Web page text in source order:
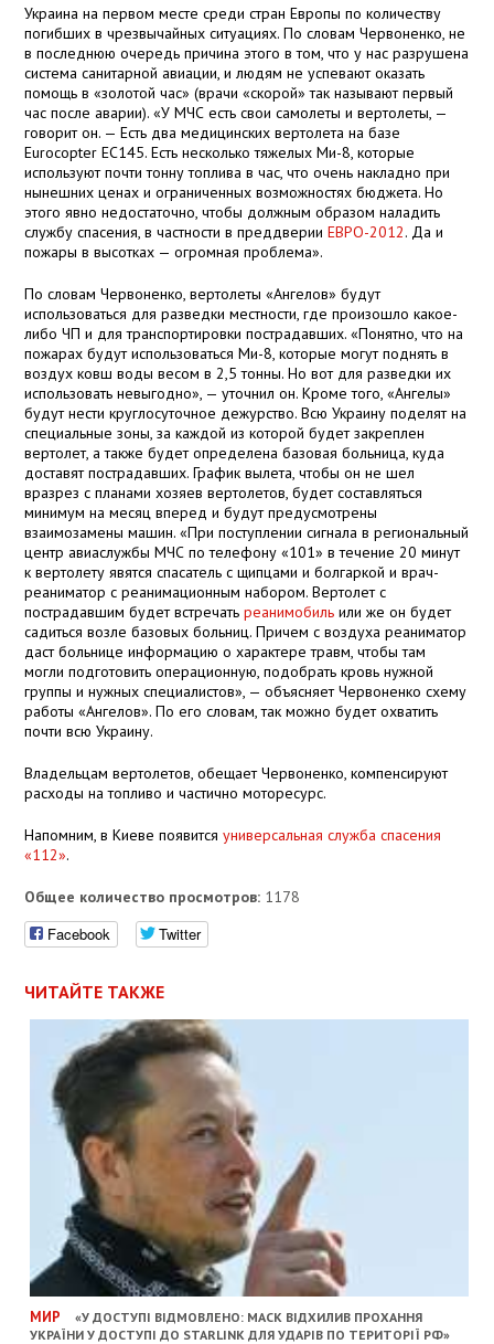
Украина на первом месте среди стран Европы по количеству
погибших в чрезвычайных ситуациях. По словам Червоненко, не
в последнюю очередь причина этого в том, что у нас разрушена
система санитарной авиации, и людям не успевают оказать
помощь в «золотой час» (врачи «скорой» так называют первый
час после аварии). «У МЧС есть свои самолеты и вертолеты, —
говорит он. — Есть два медицинских вертолета на базе
Eurocopter EC145. Есть несколько тяжелых Ми-8, которые
используют почти тонну топлива в час, что очень накладно при
нынешних ценах и ограниченных возможностях бюджета. Но
этого явно недостаточно, чтобы должным образом наладить
службу спасения, в частности в преддверииЕВРО-2012. Да и
пожары в высотках — огромная проблема».
По словам Червоненко, вертолеты «Ангелов» будут
использоваться для разведки местности, где произошло какое-
либо ЧП и для транспортировки пострадавших. «Понятно, что на
пожарах будут использоваться Ми-8, которые могут поднять в
воздух ковш воды весом в 2,5 тонны. Но вот для разведки их
использовать невыгодно», — уточнил он. Кроме того, «Ангелы»
будут нести круглосуточное дежурство. Всю Украину поделят на
специальные зоны, за каждой из которой будет закреплен
вертолет, а также будет определена базовая больница, куда
доставят пострадавших. График вылета, чтобы он не шел
вразрез с планами хозяев вертолетов, будет составляться
минимум на месяц вперед и будут предусмотрены
взаимозамены машин. «При поступлении сигнала в региональный
центр авиаслужбы МЧС по телефону «101» в течение 20 минут
к вертолету явятся спасатель с щипцами и болгаркой и врач-
реаниматор с реанимационным набором. Вертолет с
пострадавшим будет встречать реанимобиль или же он будет
садиться возле базовых больниц. Причем с воздуха реаниматор
даст больнице информацию о характере травм, чтобы там
могли подготовить операционную, подобрать кровь нужной
группы и нужных специалистов», — объясняет Червоненко схему
работы «Ангелов». По его словам, так можно будет охватить
почти всю Украину.
Владельцам вертолетов, обещает Червоненко, компенсируют
расходы на топливо и частично моторесурс.
Напомним, в Киеве появитсяуниверсальная служба спасения
«112».
Общее количество просмотров: 1178
Facebook Twitter
ЧИТАЙТЕ ТАКЖЕ
МИР
«У ДОСТУПІ ВІДМОВЛЕНО: МАСК ВІДХИЛИВ ПРОХАННЯ
УКРАЇНИ У ДОСТУПІ ДО STARLINK ДЛЯ УДАРІВ ПО ТЕРИТОРІЇ РФ»